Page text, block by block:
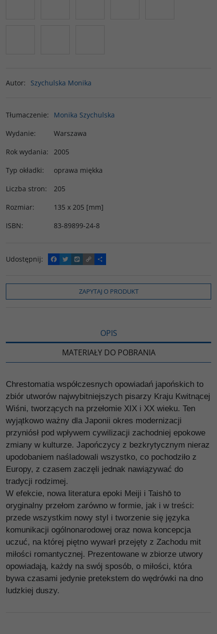
Autor: Szychulska Monika
Tłumaczenie:
Monika Szychulska
Wydanie:
Warszawa
Rok wydania:
2005
Typ okładki:
oprawa miękka
Liczba stron:
205
Rozmiar:
135 x 205 [mm]
ISBN: 83-89899-24-8
Udostępnij:
F
a
e
o
T
w
t
e
W
y
o
p
C
o
y
L
i
P
o
z
i
e
ę
ZAPYTAJ O PRODUKT
OPIS
MATERIAŁY DO POBRANIA
Chrestomatia współczesnych opowiadań japońskich to
zbiór utworów najwybitniejszych pisarzy Kraju Kwitnącej
Wiśni, tworzących na przełomie XIX i XX wieku. Ten
wyjątkowo ważny dla Japonii okres modernizacji
przyniósł pod wpływem cywilizacji zachodniej epokowe
zmiany w kulturze. Japończycy z bezkrytycznym nieraz
upodobaniem naśladowali wszystko, co pochodziło z
Europy, z czasem zaczęli jednak nawiązywać do
tradycji rodzimej.
W efekcie, nowa literatura epoki Meiji i Taishō to
oryginalny przełom zarówno w formie, jak i w treści:
przede wszystkim nowy styl i tworzenie się języka
komunikacji ogólnonarodowej oraz nowa koncepcja
uczuć, na której piętno wywarł przejęty z Zachodu mit
miłości romantycznej. Prezentowane w zbiorze utwory
opowiadają, każdy na swój sposób, o miłości, która
bywa czasami jedynie pretekstem do wędrówki na dno
ludzkiej duszy.